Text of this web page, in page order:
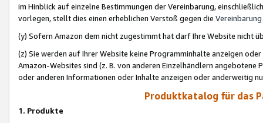
im Hinblick auf einzelne Bestimmungen der Vereinbarung,
vorlegen, stellt dies einen erheblichen Verstoß gegen die Vereinbarung
(y) Sofern Amazon dem nicht zugestimmt hat darf Ihre Website nicht
(z) Sie werden auf Ihrer Website keine Programminhalte anzeigen
Amazon-Websites sind (z. B. von anderen Einzelhändlern
oder anderen Informationen oder Inhalte anzeigen oder anderweitig
Produktkatalog für das
1. Produkte